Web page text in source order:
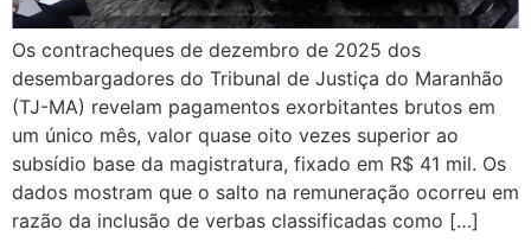
Os contracheques de dezembro de 2025 dos
desembargadores do Tribunal de Justiça do Maranhão
(TJ-MA) revelam pagamentos exorbitantes brutos em
um único mês, valor quase oito vezes superior ao
subsídio base da magistratura, fixado em R$ 41 mil. Os
dados mostram que o salto na remuneração ocorreu em
razão da inclusão de verbas classificadas como […]